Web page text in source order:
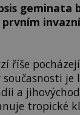
geminata
říše
je
a
tropické